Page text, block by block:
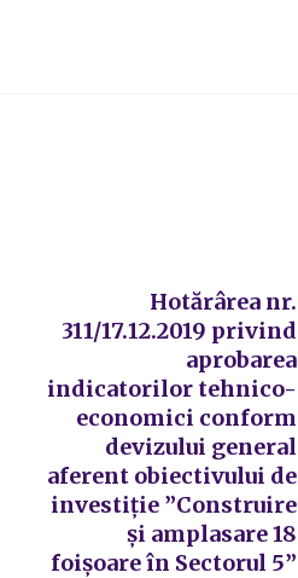
Hotărârea nr.
311/17.12.2019 privind
aprobarea
indicatorilor tehnico-
economici conform
devizului general
aferent obiectivului de
investiție ”Construire
și amplasare 18
foișoare în Sectorul 5”